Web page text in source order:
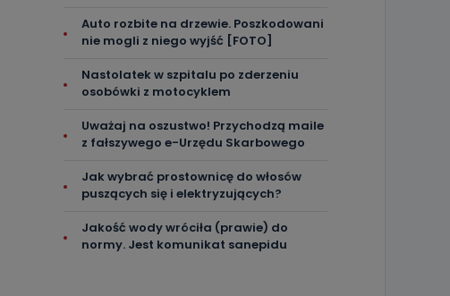
Auto rozbite na drzewie. Poszkodowani
nie mogli z niego wyjść [FOTO]
Nastolatek w szpitalu po zderzeniu
osobówki z motocyklem
Uważaj na oszustwo! Przychodzą maile
z fałszywego e-Urzędu Skarbowego
Jak wybrać prostownicę do włosów
puszących się i elektryzujących?
Jakość wody wróciła (prawie) do
normy. Jest komunikat sanepidu